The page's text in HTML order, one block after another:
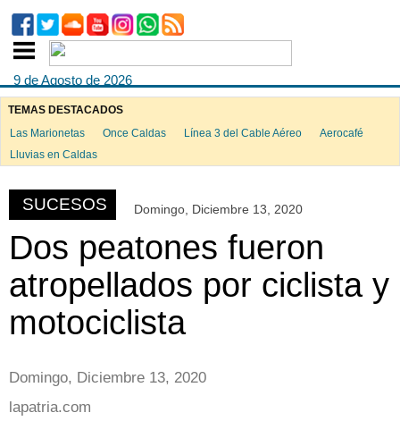
9 de Agosto de 2026
TEMAS DESTACADOS
Las Marionetas
Once Caldas Línea 3 del Cable Aéreo
Aerocafé
Lluvias en Caldas
SUCESOS Domingo, Diciembre 13, 2020
Dos peatones fueron
atropellados por ciclista y
motociclista
Domingo, Diciembre 13, 2020
lapatria.com